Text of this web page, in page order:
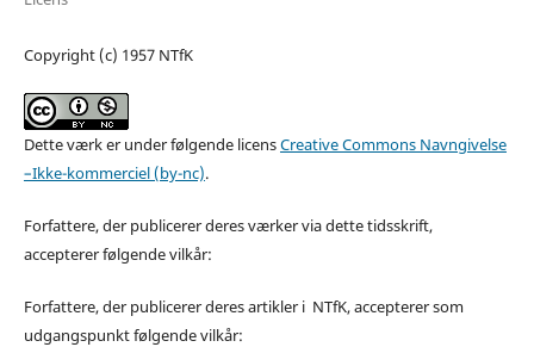
Copyright (c) 1957 NTfK
Dette værk er under følgende licensCreative Commons Navngivelse
–Ikke-kommerciel (by-nc).
Forfattere, der publicerer deres værker via dette tidsskrift,
accepterer følgende vilkår:
Forfattere, der publicerer deres artikler i NTfK, accepterer som
udgangspunkt følgende vilkår: